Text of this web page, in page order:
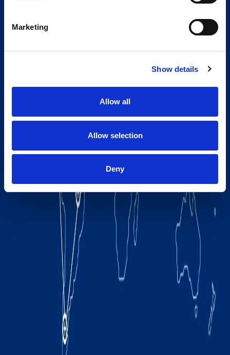
Marketing
Show details
Allow all
Allow selection
Deny